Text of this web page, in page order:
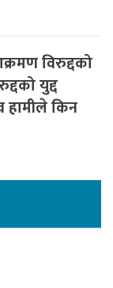
विरुद्दको
युद्द
हामीले किन